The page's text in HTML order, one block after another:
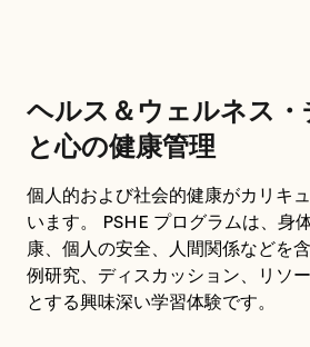
ヘルス＆ウェルネス・
と心の健康管理
個人的および社会的健康がカリキ
います。 PSHE プログラムは、身
康、個人の安全、人間関係などを
例研究、ディスカッション、リソ
とする興味深い学習体験です。